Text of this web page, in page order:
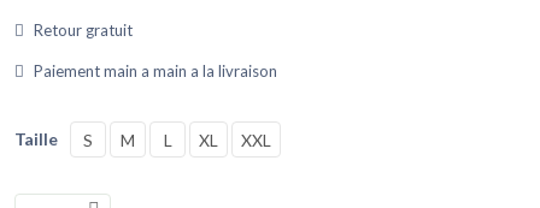
Retour gratuit
Paiement main a main a la livraison
Taille S M L XL XXL